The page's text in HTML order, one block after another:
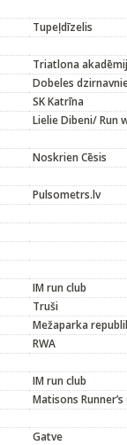
Tupeļdīzelis
Triatlona
Dobeles
SK Katrīna
Lielie Dibeni/ Run
Noskrien Cēsis
Pulsometrs.lv
IM run club
Truši
Mežaparka
RWA
IM run club
Matisons Runner’s
Gatve